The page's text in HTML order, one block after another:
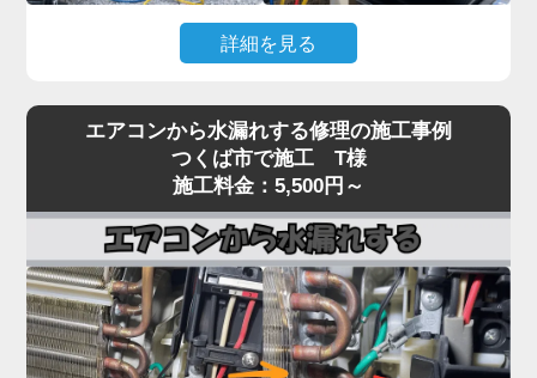
詳細を見る
い、効きが弱いという症状は、当店でも特にご相談
が多いトラブルです。
原因は多岐にわたり、フィルター・熱交換器の目詰
まり、冷媒ガス不足、コンプレッサー異常、基板・
センサー故障、室外機の通気不良など、複数の要因
が絡んでいるケースもあります。
実際の現場では、長年メンテナンスを行っていない
機種で、フィン目詰まりや冷媒回路の不調、ファン
エアコンから水漏れする修理の施工事例
つくば市で施工 T様
施工料金：5,500円～